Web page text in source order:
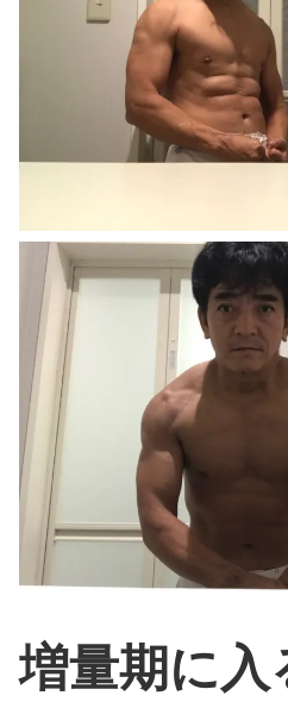
増量期に入